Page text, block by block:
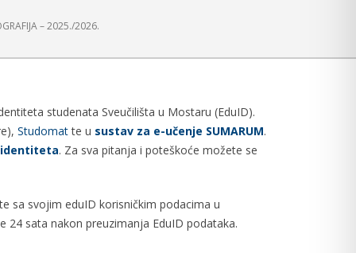
– 2025./2026.
studenata Sveučilišta u Mostaru (EduID).
Studomat te u sustav za e-učenje SUMARUM.
. Za sva pitanja i poteškoće možete se
sa svojim eduID korisničkim podacima u
sata nakon preuzimanja EduID podataka.